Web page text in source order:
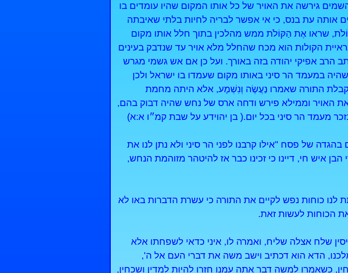
גירשה את האויר של כל אותו המקום שהיו עומדים בו
אותה עת בנס, כי אי אפשר לבריה לחיות בלתי שאיבתה
שראו אֶת הַקּוֹלֹת ממש מהלכין בתוך חלל אותו מקום
הקולות הוא מכח שהחלל מלא אויר עד שנדבק בעינים
הרב אפיקי יהודה בזה באורך. ועל כן אם אש גשמי מגרש
במעמד הר סיני באותו מקום שעמדו בו ישראל ולכן
התורה שאמרו נַעֲשֶׂה וְנִשְׁמָע, אלא היתה מחמת
האויר וממילא פירש ודחה ארס של נחש שהיה דבוק בהם,
מעמד הר סיני בכל יום.( בן יהוידע על שבת קמ״ו א:א)
בהגדה של פסח "אילו קרבנו לפני הר סיני ולא נתן לנו את
איש חי, דיינו כי זכינו כבר אז להיטהר מזוהמת הנחש,
לנו כוחות נפש לקיים את התורה כי עשרת הדברות באו לא
את הכוחות לעשות זאת.
שלח אצלה שליח, ואמרה לו, איני כדאי לשפחתו אלא
הדא הוא דכתיב וישב משה את דברי העם אל ה',
כשאמרו למשה דבר אתה עמנו חזרו להיות למדין ושכחין,